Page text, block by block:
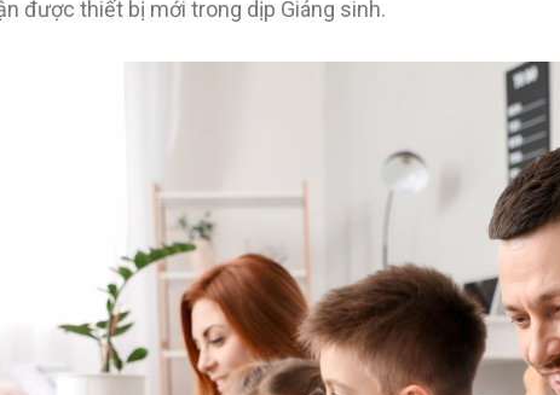
được thiết bị mới trong dịp Giáng sinh.